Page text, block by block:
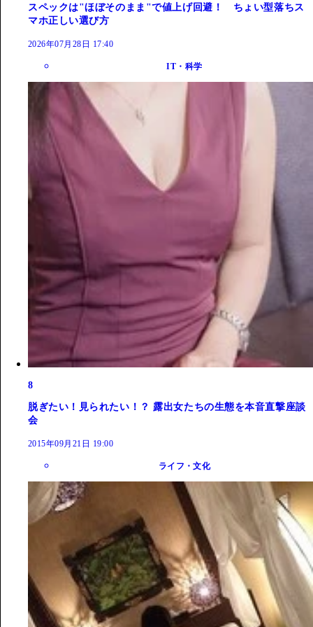
スペックは"ほぼそのまま"で値上げ回避！ ちょい型落ちス
マホ正しい選び方
2026年07月28日 17:40
IT・科学
8
脱ぎたい！見られたい！？ 露出女たちの生態を本音直撃座談
会
2015年09月21日 19:00
ライフ・文化